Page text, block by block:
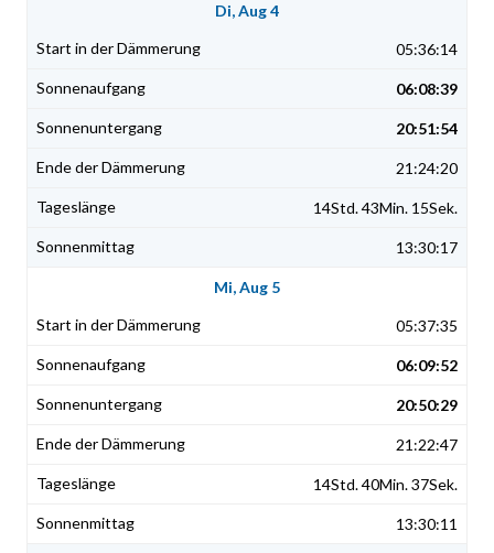
Di, Aug 4
05:36:14
06:08:39
20:51:54
21:24:20
14Std. 43Min. 15Sek.
13:30:17
Mi, Aug 5
05:37:35
06:09:52
20:50:29
21:22:47
14Std. 40Min. 37Sek.
13:30:11